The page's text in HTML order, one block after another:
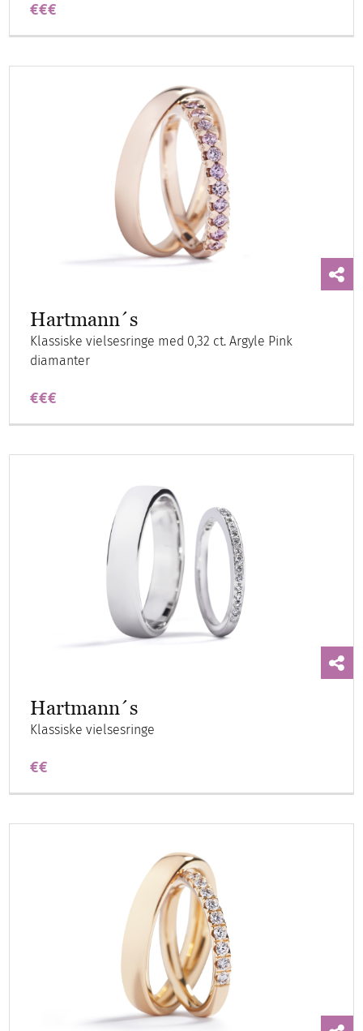
€€€
Hartmann´s
Klassiske vielsesringe med 0,32 ct. Argyle Pink
diamanter
€€€
Hartmann´s
Klassiske vielsesringe
€€